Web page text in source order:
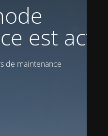
est actif
de maintenance